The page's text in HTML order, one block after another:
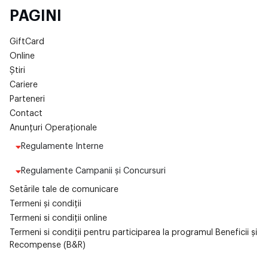
PAGINI
GiftCard
Online
Știri
Cariere
Parteneri
Contact
Anunțuri Operaționale
Regulamente Interne
Regulamente Campanii și Concursuri
Setările tale de comunicare
Termeni și condiții
Termeni si condiții online
Termeni si condiții pentru participarea la programul Beneficii și
Recompense (B&R)